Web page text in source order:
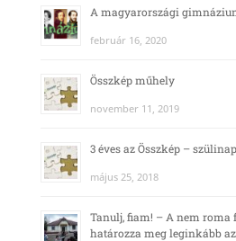
A magyarországi
február 16, 2020
Összkép műhely
november 11, 2019
3 éves az Összkép –
május 25, 2018
Tanulj, fiam! – A nem roma
határozza meg leginkább